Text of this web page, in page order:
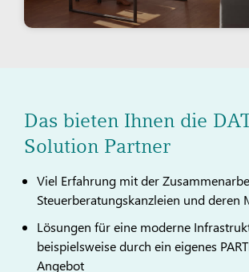
Das bieten Ihnen die
Solution Partner
Viel Erfahrung mit der
Steuerberatungskanzleien und deren
Lösungen für eine moderne
beispielsweise durch ein eigenes
Angebot